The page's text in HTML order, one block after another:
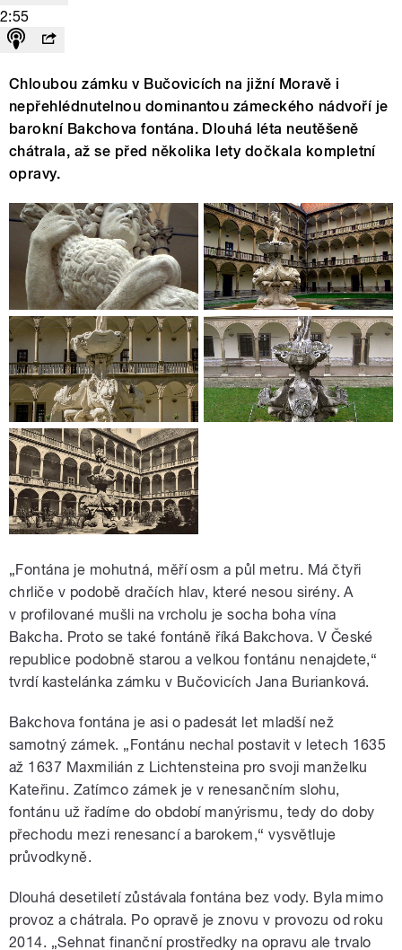
2:55
Chloubou zámku v Bučovicích na jižní Moravě i
nepřehlédnutelnou dominantou zámeckého nádvoří je
barokní Bakchova fontána. Dlouhá léta neutěšeně
chátrala, až se před několika lety dočkala kompletní
opravy.
„Fontána je mohutná, měří osm a půl metru. Má čtyři
chrliče v podobě dračích hlav, které nesou sirény. A
v profilované mušli na vrcholu je socha boha vína
Bakcha. Proto se také fontáně říká Bakchova. V České
republice podobně starou a velkou fontánu nenajdete,“
tvrdí kastelánka zámku v Bučovicích Jana Burianková.
Bakchova fontána je asi o padesát let mladší než
samotný zámek. „Fontánu nechal postavit v letech 1635
až 1637 Maxmilián z Lichtensteina pro svoji manželku
Kateřinu. Zatímco zámek je v renesančním slohu,
fontánu už řadíme do období manýrismu, tedy do doby
přechodu mezi renesancí a barokem,“ vysvětluje
průvodkyně.
Dlouhá desetiletí zůstávala fontána bez vody. Byla mimo
provoz a chátrala. Po opravě je znovu v provozu od roku
2014. „Sehnat finanční prostředky na opravu ale trvalo